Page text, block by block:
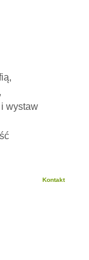
wystaw
Kontakt